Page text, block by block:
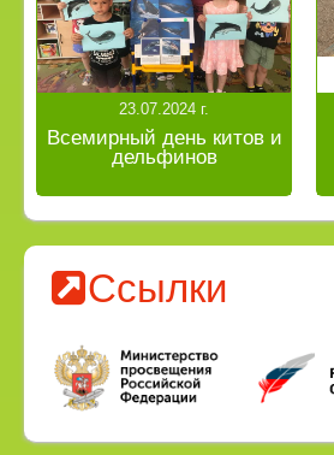
23.07.2024 г.
Всемирный день китов и
дельфинов
Ссылки